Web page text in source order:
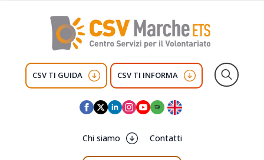
CSV TI GUIDA CSV TI INFORMA
Chi siamo Contatti